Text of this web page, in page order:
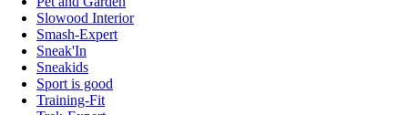
Slowood Interior
Smash-Expert
Sneak'In
Sneakids
Sport is good
Training-Fit